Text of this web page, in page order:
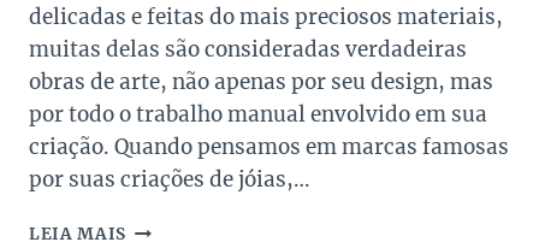
delicadas e feitas do mais preciosos materiais,
muitas delas são consideradas verdadeiras
obras de arte, não apenas por seu design, mas
por todo o trabalho manual envolvido em sua
criação. Quando pensamos em marcas famosas
por suas criações de jóias,…
LEIA MAIS AS